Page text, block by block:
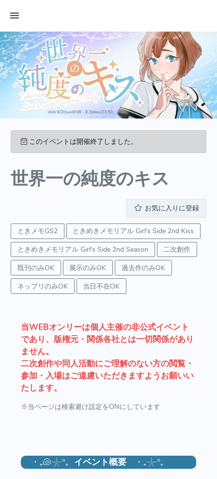
このイベントは開催終了しました。
世界一の純度のキス
お気に入りに登録
ときメモGS2
ときめきメモリアル Girl's Side 2nd Kiss
ときめきメモリアル Girl's Side 2nd Season
二次創作
既刊のみOK
展示のみOK
過去作のみOK
ネップリのみOK
当日不在OK
当WEBオンリーは個人主催の非公式イベント
であり、版権元・関係各社とは一切関係があり
ません。
二次創作や同人活動にご理解のない方の閲覧・
参加・入場はご遠慮いただきますようお願いい
たします。
※当ページは検索避け設定をONにしています
・₊🐚𓇼°₊ イベント概要 ・₊𓇼°₊